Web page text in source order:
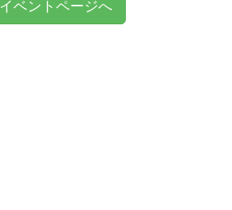
イベントページへ